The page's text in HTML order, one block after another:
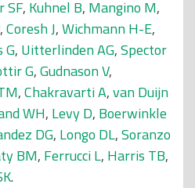
SF, Kuhnel B, Mangino M,
,Coresh J,Wichmann H-E,
G, Uitterlinden AG,Spector
G,Gudnason V,
,Chakravarti A,van Duijn
WH, Levy D, Boerwinkle
DG, Longo DL,Soranzo
BM, Ferrucci L, Harris TB,
.